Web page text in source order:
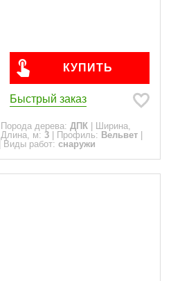
КУПИТЬ
Быстрый заказ
Порода дерева: ДПК
Ширина,
Длина, м: 3 Профиль: Вельвет
Виды работ: снаружи